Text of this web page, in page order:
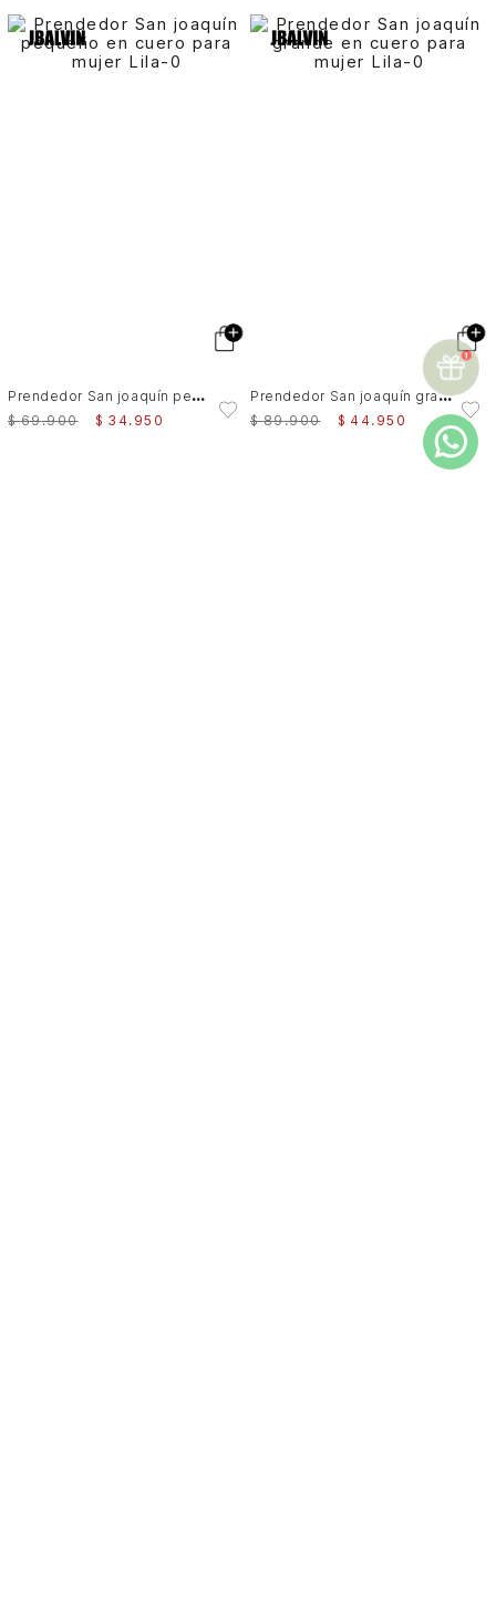
P
rendedor San joaquín pequeño en cuero para mujer
$ 69.900 $ 34. 950
P
rendedor San joaquín grande en cuero para mujer
$ 89.900 $ 44. 950